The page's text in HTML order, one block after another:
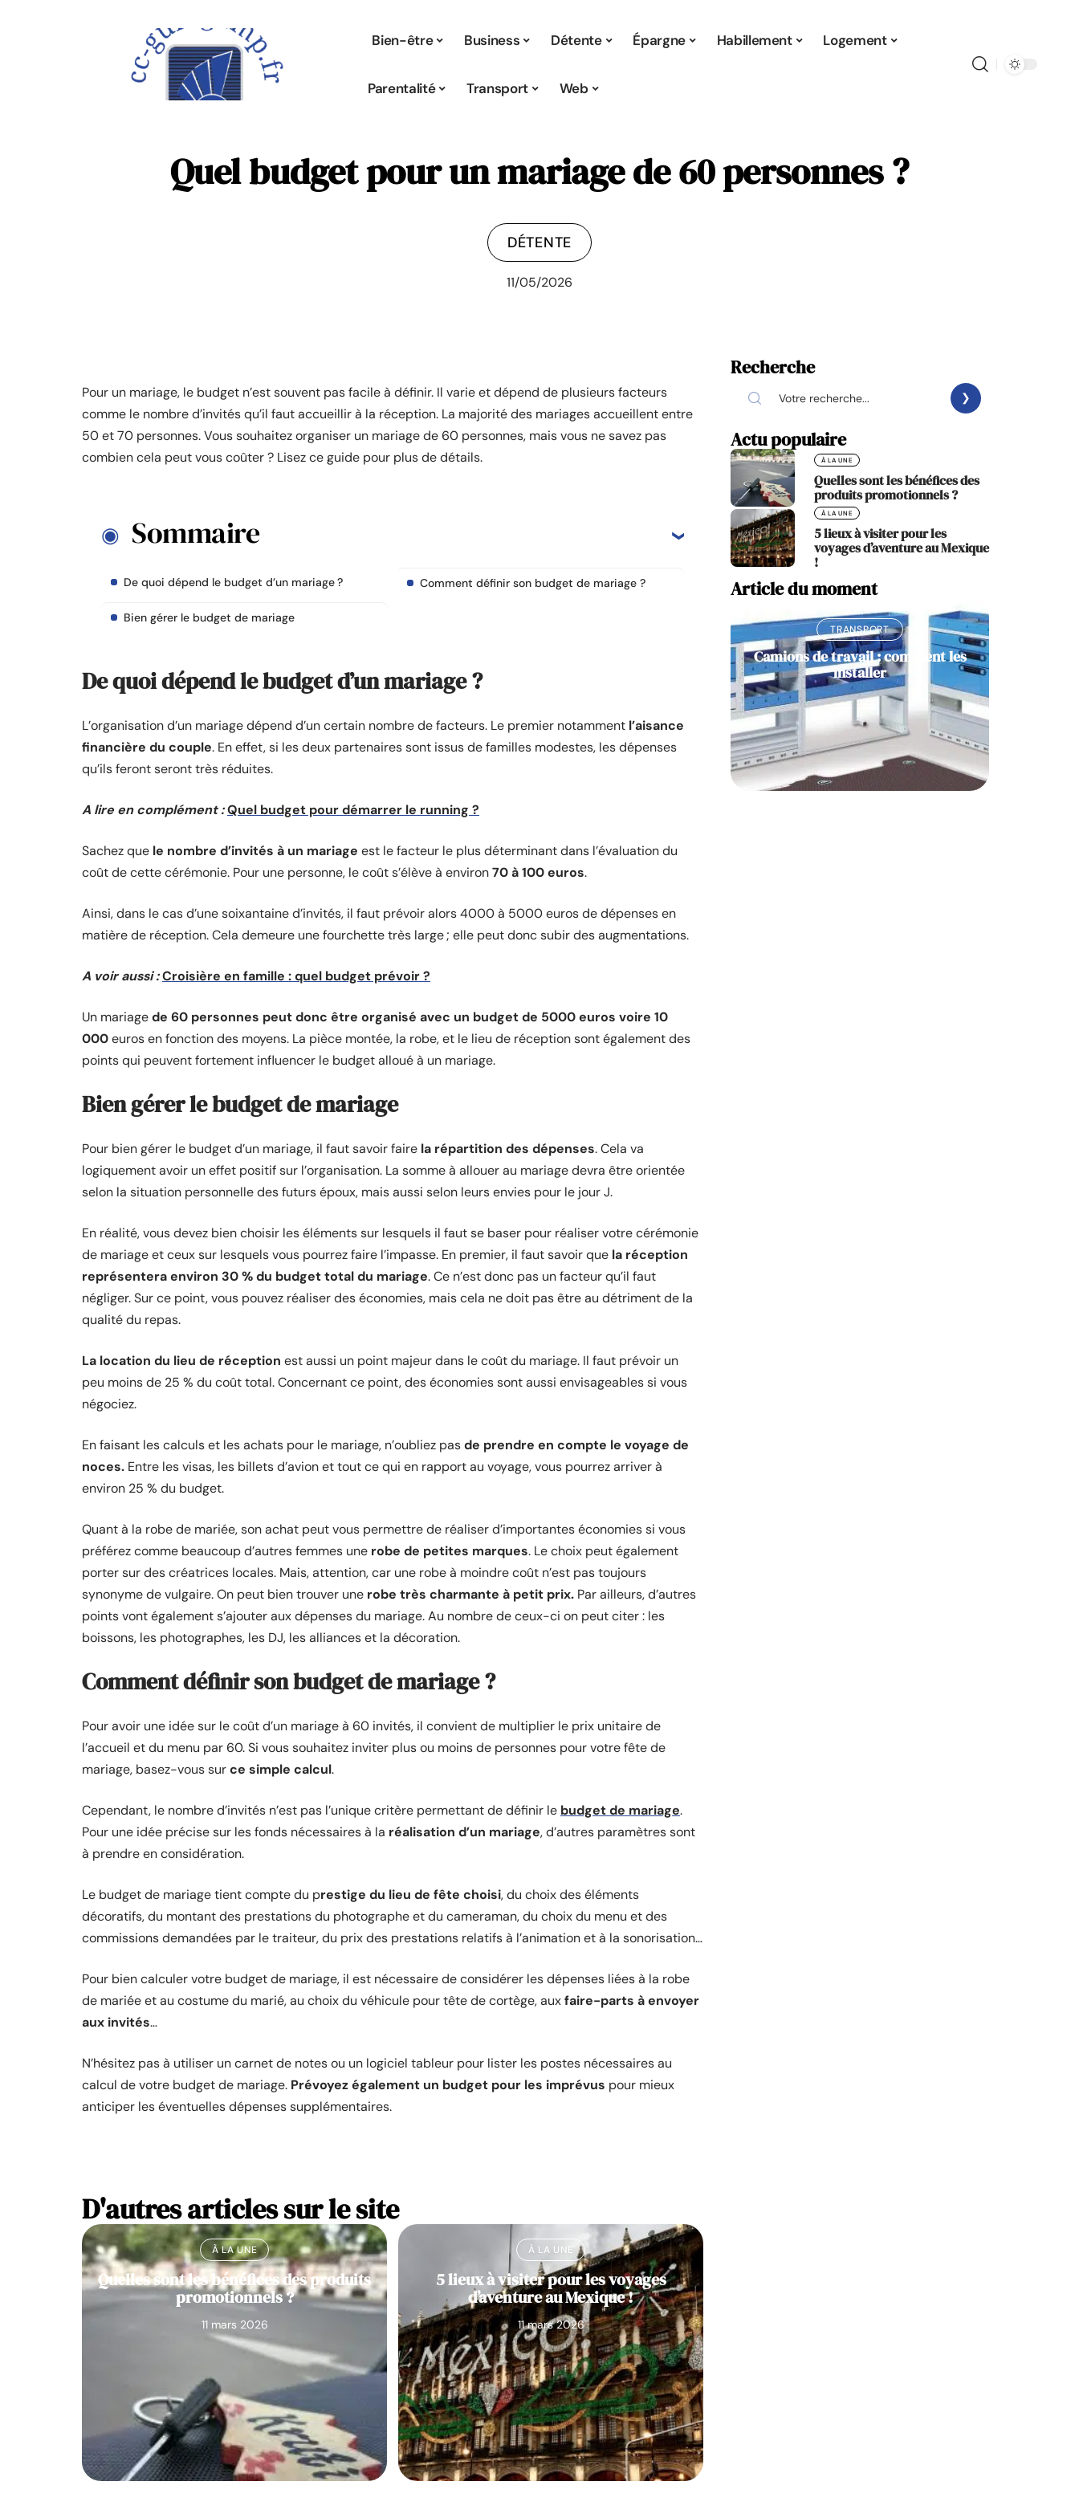
Bien-être Business Détente Épargne Habillement Logement
Parentalité Transport Web
Quel budget pour un mariage de 60 personnes ?
DÉTENTE
11/05/2026
Pour un mariage, le budget n’est souvent pas facile à définir. Il varie et dépend de plusieurs facteurs
comme le nombre d’invités qu’il faut accueillir à la réception. La majorité des mariages accueillent entre
50 et 70 personnes. Vous souhaitez organiser un mariage de 60 personnes, mais vous ne savez pas
combien cela peut vous coûter ? Lisez ce guide pour plus de détails.
Sommaire
De quoi dépend le budget d’un mariage ?
Bien gérer le budget de mariage
Comment définir son budget de mariage ?
De quoi dépend le budget d’un mariage ?
L’organisation d’un mariage dépend d’un certain nombre de facteurs. Le premier notamment l’aisance
financière du couple. En effet, si les deux partenaires sont issus de familles modestes, les dépenses
qu’ils feront seront très réduites.
A lire en complément :Quel budget pour démarrer le running ?
Sachez que le nombre d’invités à un mariage est le facteur le plus déterminant dans l’évaluation du
coût de cette cérémonie. Pour une personne, le coût s’élève à environ70 à 100 euros.
Ainsi, dans le cas d’une soixantaine d’invités, il faut prévoir alors 4000 à 5000 euros de dépenses en
matière de réception. Cela demeure une fourchette très large ; elle peut donc subir des augmentations.
A voir aussi :Croisière en famille : quel budget prévoir ?
Un mariagede 60 personnes peut donc être organisé avec un budget de 5000 euros voire 10
000euros en fonction des moyens. La pièce montée, la robe, et le lieu de réception sont également des
points qui peuvent fortement influencer le budget alloué à un mariage.
Bien gérer le budget de mariage
Pour bien gérer le budget d’un mariage, il faut savoir faire la répartition des dépenses. Cela va
logiquement avoir un effet positif sur l’organisation. La somme à allouer au mariage devra être orientée
selon la situation personnelle des futurs époux, mais aussi selon leurs envies pour le jour J.
En réalité, vous devez bien choisir les éléments sur lesquels il faut se baser pour réaliser votre cérémonie
de mariage et ceux sur lesquels vous pourrez faire l’impasse. En premier, il faut savoir que la réception
représentera environ 30 % du budget total du mariage. Ce n’est donc pas un facteur qu’il faut
négliger. Sur ce point, vous pouvez réaliser des économies, mais cela ne doit pas être au détriment de la
qualité du repas.
La location du lieu de réception est aussi un point majeur dans le coût du mariage. Il faut prévoir un
peu moins de 25 % du coût total. Concernant ce point, des économies sont aussi envisageables si vous
négociez.
En faisant les calculs et les achats pour le mariage, n’oubliez pasde prendre en compte le voyage de
noces. Entre les visas, les billets d’avion et tout ce qui en rapport au voyage, vous pourrez arriver à
environ 25 % du budget.
Quant à la robe de mariée, son achat peut vous permettre de réaliser d’importantes économies si vous
préférez comme beaucoup d’autres femmes une robe de petites marques. Le choix peut également
porter sur des créatrices locales. Mais, attention, car une robe à moindre coût n’est pas toujours
synonyme de vulgaire. On peut bien trouver une robe très charmante à petit prix. Par ailleurs, d’autres
points vont également s’ajouter aux dépenses du mariage. Au nombre de ceux-ci on peut citer : les
boissons, les photographes, les DJ, les alliances et la décoration.
Comment définir son budget de mariage ?
Pour avoir une idée sur le coût d’un mariage à 60 invités, il convient de multiplier le prix unitaire de
l’accueil et du menu par 60. Si vous souhaitez inviter plus ou moins de personnes pour votre fête de
mariage, basez-vous surce simple calcul.
Cependant, le nombre d’invités n’est pas l’unique critère permettant de définir le budget de mariage.
Pour une idée précise sur les fonds nécessaires à la réalisation d’un mariage, d’autres paramètres sont
à prendre en considération.
Le budget de mariage tient compte du prestige du lieu de fête choisi, du choix des éléments
décoratifs, du montant des prestations du photographe et du cameraman, du choix du menu et des
commissions demandées par le traiteur, du prix des prestations relatifs à l’animation et à la sonorisation…
Pour bien calculer votre budget de mariage, il est nécessaire de considérer les dépenses liées à la robe
de mariée et au costume du marié, au choix du véhicule pour tête de cortège, auxfaire-parts à envoyer
aux invités…
N’hésitez pas à utiliser un carnet de notes ou un logiciel tableur pour lister les postes nécessaires au
calcul de votre budget de mariage. Prévoyez également un budget pour les imprévus pour mieux
anticiper les éventuelles dépenses supplémentaires.
D'autres articles sur le site
À LA UNE
Quelles sont les bénéfices des produits
promotionnels ?
11 mars 2026
À LA UNE
5 lieux à visiter pour les voyages
d’aventure au Mexique !
11 mars 2026
Recherche
Actu populaire
À LA UNE
Quelles sont les bénéfices des
produits promotionnels ?
À LA UNE
5 lieux à visiter pour les
voyages d’aventure au Mexique
!
Article du moment
TRANSPORT
Camions de travail : comment les
installer